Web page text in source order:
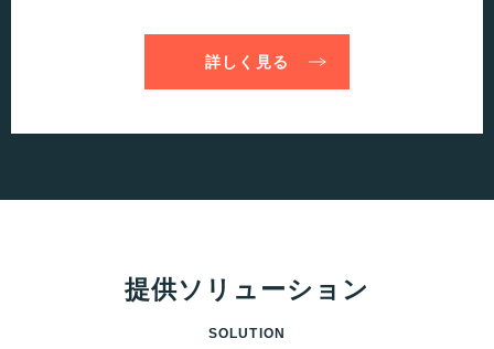
詳しく見る
提供ソリューション
SOLUTION